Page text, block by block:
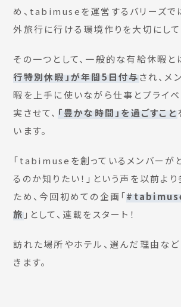
め、tabimuseを運営するバリーズで
外旅行に行ける環境作りを大切にして
その一つとして、一般的な有給休暇と
行特別休暇」が年間5日付与され、メ
暇を上手に使いながら仕事とプライ
実させて、 「豊かな時間」を過ごすこと
います。
「tabimuseを創っているメンバーが
るのか知りたい！」という声を以前よ
ため、今回初めての企画「#tabimuse
旅 」として、連載をスタート！
訪れた場所やホテル、選んだ理由な
きます。